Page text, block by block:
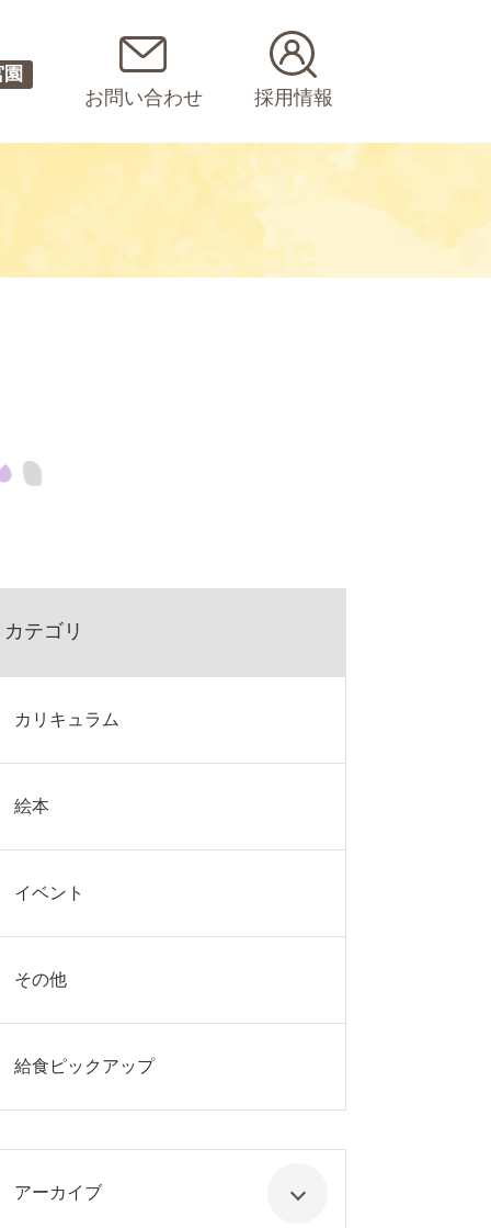
お問い合わせ 採用情報
カテゴリ
カリキュラム
絵本
イベント
その他
給食ピックアップ
アーカイブ